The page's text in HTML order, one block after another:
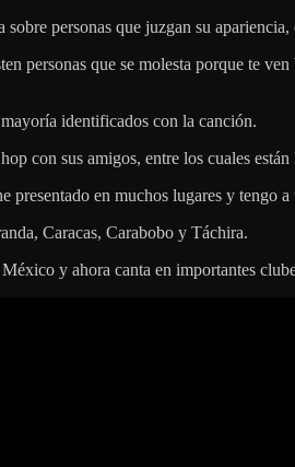
personas que juzgan su
personas que se molesta porque te
identificados con la canción.
con sus amigos, entre los cuales
en muchos lugares y tengo
Caracas, Carabobo y Táchira.
y ahora canta en importantes